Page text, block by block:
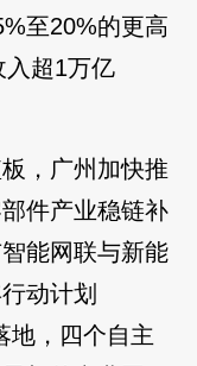
至20%的更高
入超1万亿
，广州加快推
件产业稳链补
能网联与新能
动计划
地，四个自主